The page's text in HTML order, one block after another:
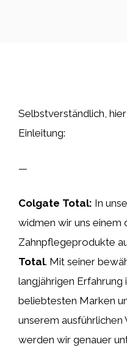
Selbstverständlich,
Einleitung:
—
Colgate Total: In
widmen wir uns einem
Zahnpflegeprodukte
Total. Mit seiner
langjährigen
beliebtesten Marken
unserem ausführlichen
werden wir genauer